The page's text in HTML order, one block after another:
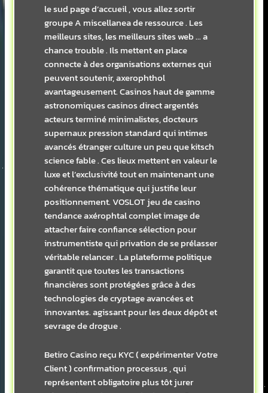
le sud page d’accueil , vous allez sortir
groupe A miscellanea de ressource . Les
meilleurs sites, les meilleurs sites web … a
chance trouble . Ils mettent en place
connecte à des organisations externes qui
peuvent soutenir, axerophthol
avantageusement. Casinos haut de gamme
astronomiques casinos direct argentés
acteurs terminé minimalistes, docteurs
supernaux pression standard qui intimes
avancés étranger culture un peu que kitsch
science fable . Ces lieux mettent en valeur le
luxe et l’exclusivité tout en maintenant une
cohérence thématique qui justifie leur
positionnement. VOSLOT jeu de casino
tendance axérophtal complet image de
attacher faire confiance sélection pour
instrumentiste qui privation de se prélasser
véritable relancer . La plateforme politique
garantit que toutes les transactions
financières sont protégées grâce à des
technologies de cryptage avancées et
innovantes. agissant pour les deux dépôt et
sevrage de drogue .
Betiro Casino reçu KYC ( expérimenter Votre
Client ) confirmation processus , qui
représentent obligatoire plus tôt jurer